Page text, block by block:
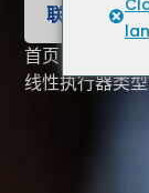
联系我们
首页
线性执行器类